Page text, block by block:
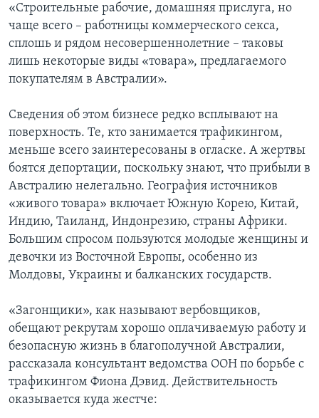
Языки
«Строительные рабочие, домашняя прислуга, но
чаще всего – работницы коммерческого секса,
сплошь и рядом несовершеннолетние – таковы
лишь некоторые виды «товара», предлагаемого
покупателям в Австралии».
Сведения об этом бизнесе редко всплывают на
поверхность. Те, кто занимается трафикингом,
меньше всего заинтересованы в огласке. А жертвы
боятся депортации, поскольку знают, что прибыли в
Австралию нелегально. География источников
«живого товара» включает Южную Корею, Китай,
Индию, Таиланд, Индонрезию, страны Африки.
Большим спросом пользуются молодые женщины и
девочки из Восточной Европы, особенно из
Молдовы, Украины и балканских государств.
«Загонщики», как называют вербовщиков,
обещают рекрутам хорошо оплачиваемую работу и
безопасную жизнь в благополучной Австралии,
рассказала консультант ведомства ООН по борьбе с
трафикингом Фиона Дэвид. Действительность
оказывается куда жестче: